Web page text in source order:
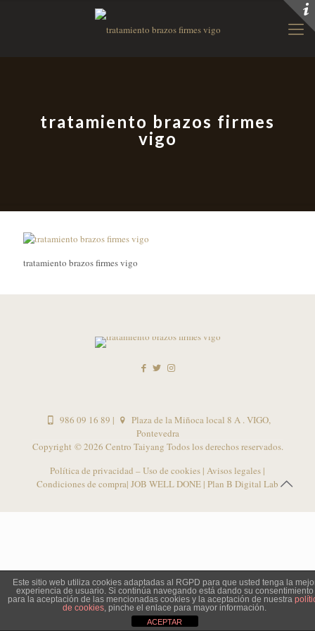
tratamiento brazos firmes
vigo
tratamiento brazos firmes vigo
986 09 16 89 |
Plaza de la Miñoca local 8 A . VIGO,
Pontevedra
Copyright ©2026 Centro Taiyang Todos los derechos reservados.
Política de privacidad – Uso de cookies | Avisos legales |
Condiciones de compra| JOB WELL DONE | Plan B Digital Lab
Este sitio web utiliza cookies adaptadas al RGPD para que usted tenga la
experiencia de usuario. Si continúa navegando está dando su consentimiento
para la aceptación de las mencionadas cookies y la aceptación de nuestra
de cookies, pinche el enlace para mayor información.
ACEPTAR